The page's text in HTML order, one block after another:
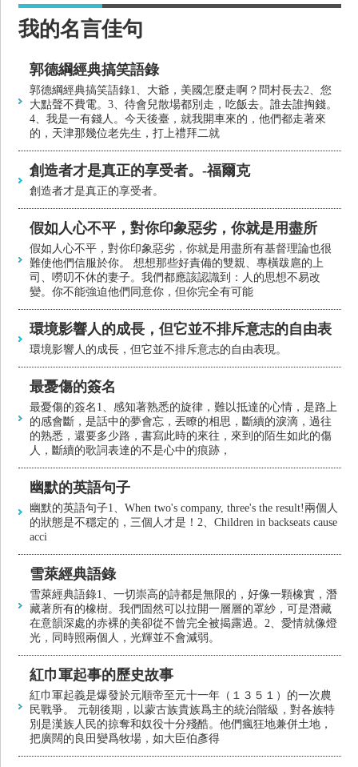
我的名言佳句
郭德綱經典搞笑語錄
郭德綱經典搞笑語錄1、大爺，美國怎麼走啊？問村長去2、您
大點聲不費電。3、待會兒散場都別走，吃飯去。誰去誰掏錢。
4、我是一有錢人。今天後臺，就我開車來的，他們都走著來
的，天津那幾位老先生，打上禮拜二就
創造者才是真正的享受者。-福爾克
創造者才是真正的享受者。
假如人心不平，對你印象惡劣，你就是用盡所
假如人心不平，對你印象惡劣，你就是用盡所有基督理論也很
難使他們信服於你。 想想那些好責備的雙親、專橫跋扈的上
司、嘮叨不休的妻子。我們都應該認識到：人的思想不易改
變。你不能強迫他們同意你，但你完全有可能
環境影響人的成長，但它並不排斥意志的自由表
環境影響人的成長，但它並不排斥意志的自由表現。
最憂傷的簽名
最憂傷的簽名1、感知著熟悉的旋律，難以抵達的心情，是路上
的感會斷，是話中的夢會忘，丟瞭的相思，斷續的淚滴，過往
的熟悉，還要多少路，書寫此時的來往，來到的陌生如此的傷
人，斷續的歌詞表達的不是心中的痕跡，
幽默的英語句子
幽默的英語句子1、When two's company, three's the result!兩個人
的狀態是不穩定的，三個人才是！2、Children in backseats cause
acci
雪萊經典語錄
雪萊經典語錄1、一切崇高的詩都是無限的，好像一顆橡實，潛
藏著所有的橡樹。我們固然可以拉開一層層的罩紗，可是潛藏
在意韻深處的赤裸的美卻從不曾完全被揭露過。2、愛情就像燈
光，同時照兩個人，光輝並不會減弱。
紅巾軍起事的歷史故事
紅巾軍起義是爆發於元順帝至元十一年（１３５１）的一次農
民戰爭。 元朝後期，以蒙古族貴族爲主的統治階級，對各族特
別是漢族人民的掠奪和奴役十分殘酷。他們瘋狂地兼併土地，
把廣闊的良田變爲牧場，如大臣伯彥得